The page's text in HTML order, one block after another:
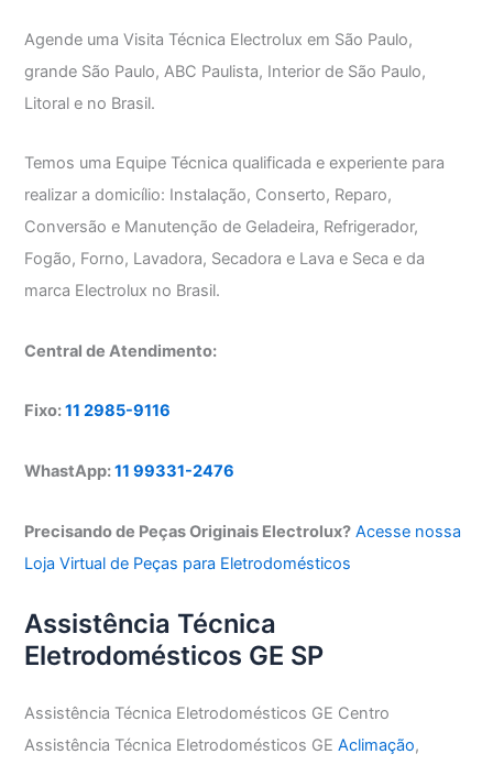
Agende uma Visita Técnica Electrolux em São Paulo,
grande São Paulo, ABC Paulista, Interior de São Paulo,
Litoral e no Brasil.
Temos uma Equipe Técnica qualificada e experiente para
realizar a domicílio: Instalação, Conserto, Reparo,
Conversão e Manutenção de Geladeira, Refrigerador,
Fogão, Forno, Lavadora, Secadora e Lava e Seca e da
marca Electrolux no Brasil.
Central de Atendimento:
Fixo:11 2985-9116
WhastApp:11 99331-2476
Precisando de Peças Originais Electrolux? Acesse nossa
Loja Virtual de Peças para Eletrodomésticos
Assistência Técnica
Eletrodomésticos GE SP
Assistência Técnica Eletrodomésticos GE Centro
Assistência Técnica Eletrodomésticos GEAclimação,